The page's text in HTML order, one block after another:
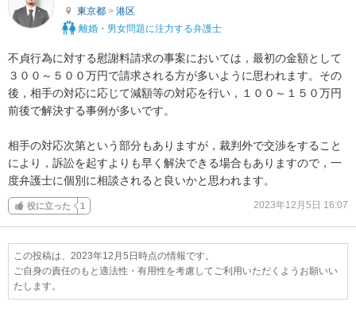
東京都 > 港区
離婚・男女問題に注力する弁護士
不貞行為に対する慰謝料請求の事案においては，最初の金額として
３００～５００万円で請求される方が多いように思われます。その
後，相手の対応に応じて減額等の対応を行い，１００～１５０万円
前後で解決する事例が多いです。
相手の対応次第という部分もありますが，裁判外で交渉をすること
により，訴訟を起すよりも早く解決できる場合もありますので，一
度弁護士に個別に相談されると良いかと思われます。
役に立った 1 2023年12月5日 16:07
この投稿は、2023年12月5日時点の情報です。
ご自身の責任のもと適法性・有用性を考慮してご利用いただくようお願いい
たします。